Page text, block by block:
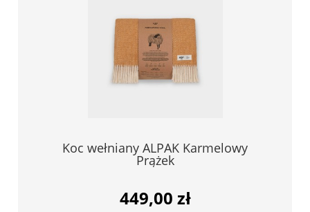
Koc wełniany ALPAK Karmelowy
Prążek
449,00 zł